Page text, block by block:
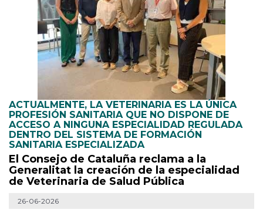
ACTUALMENTE, LA VETERINARIA ES LA ÚNICA
PROFESIÓN SANITARIA QUE NO DISPONE DE
ACCESO A NINGUNA ESPECIALIDAD REGULADA
DENTRO DEL SISTEMA DE FORMACIÓN
SANITARIA ESPECIALIZADA
El Consejo de Cataluña reclama a la
Generalitat la creación de la especialidad
de Veterinaria de Salud Pública
26-06-2026